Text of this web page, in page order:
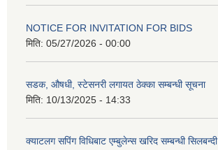
NOTICE FOR INVITATION FOR BIDS
मिति: 05/27/2026 - 00:00
सडक, औषधी, स्टेसनरी लगायत ठेक्का सम्बन्धी सूचना
मिति: 10/13/2025 - 14:33
क्याटलग सपिंग विधिबाट एम्बुलेन्स खरिद सम्बन्धी